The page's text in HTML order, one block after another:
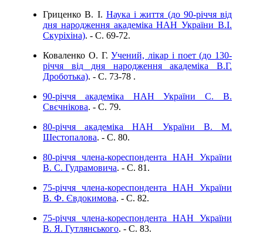
Гриценко В. І. Наука і життя (до 90-річчя від
дня народження академіка НАН України В.І.
Скуріхіна). - C. 69-72.
Коваленко О. Г.Учений, лікар і поет (до 130-
річчя від дня народження академіка В.Г.
Дроботька). - C. 73-78 .
90-річчя академіка НАН України С. В.
Свєчнікова. - C. 79.
80-річчя академіка НАН України В. М.
Шестопалова. - C. 80.
80-річчя члена-кореспондента НАН України
В. С. Гудрамовича. - C. 81.
75-річчя члена-кореспондента НАН України
В. Ф. Євдокимова. - C. 82.
75-річчя члена-кореспондента НАН України
В. Я. Гутлянського. - C. 83.